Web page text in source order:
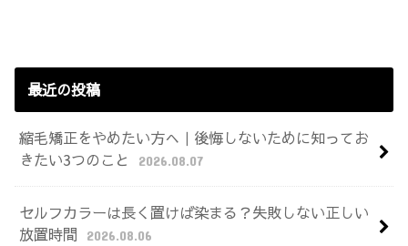
最近の投稿
縮毛矯正をやめたい方へ｜後悔しないために知ってお
きたい3つのこと
2026.08.07
セルフカラーは長く置けば染まる？失敗しない正しい
放置時間
2026.08.06